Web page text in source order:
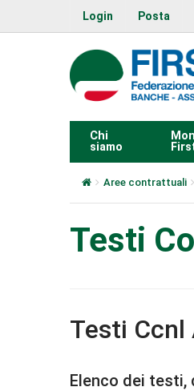
Login Posta
Chi
siamo
Aree contrattuali
Testi
Testi Ccnl
Elenco dei testi,